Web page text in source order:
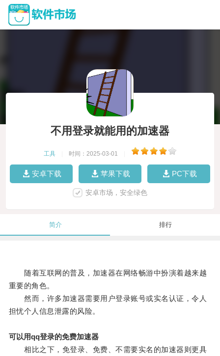
不用登录就能用的加速器
工具 时间：2025-03-01
安卓下载 苹果下载 PC下载
安卓市场，安全绿色
简介 排行
随着互联网的普及，加速器在网络畅游中扮演着越来越
重要的角色。
然而，许多加速器需要用户登录账号或实名认证，令人
担忧个人信息泄露的风险。
可以用qq登录的免费加速器
相比之下，免登录、免费、不需要实名的加速器则更具